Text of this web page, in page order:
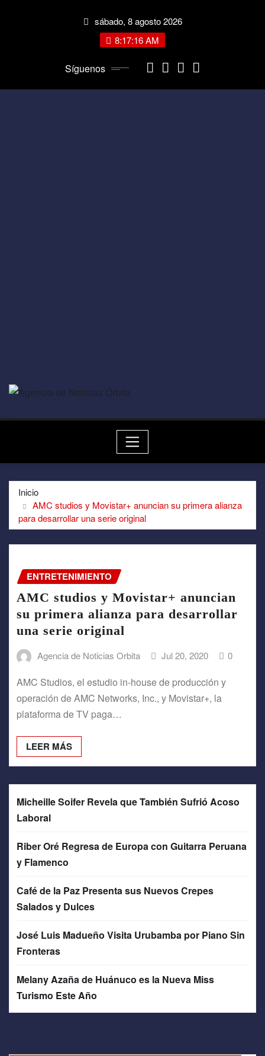
sábado, 8 agosto 2026
8:17:16 AM
Síguenos
Inicio
AMC studios y Movistar+ anuncian su primera alianza
para desarrollar una serie original
ENTRETENIMIENTO
AMC studios y Movistar+ anuncian
su primera alianza para desarrollar
una serie original
Agencia de Noticias Orbita Jul 20, 2020 0
AMC Studios, el estudio in-house de producción y
operación de AMC Networks, Inc., y Movistar+, la
plataforma de TV paga…
LEER MÁS
Micheille Soifer Revela que También Sufrió Acoso
Laboral
Riber Oré Regresa de Europa con Guitarra Peruana
y Flamenco
Café de la Paz Presenta sus Nuevos Crepes
Salados y Dulces
José Luis Madueño Visita Urubamba por Piano Sin
Fronteras
Melany Azaña de Huánuco es la Nueva Miss
Turismo Este Año